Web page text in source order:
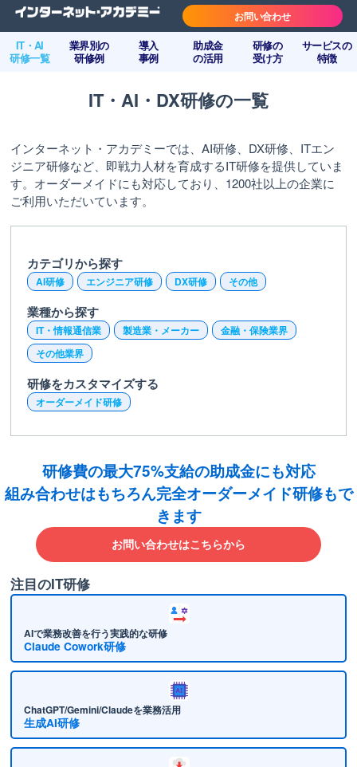
IT・AI
研修一覧
業界別の
研修例
導入
事例
助成金
の活用
研修の
受け方
サービスの
特徴
お問い合わせ
IT・AI・DX研修の一覧
インターネット・アカデミーでは、AI研修、DX研修、ITエン
ジニア研修など、即戦力人材を育成するIT研修を提供していま
す。オーダーメイドにも対応しており、1200社以上の企業に
ご利用いただいています。
カテゴリから探す
AI研修 エンジニア研修 DX研修 その他
業種から探す
IT・情報通信業 製造業・メーカー
金融・保険業界
その他業界
研修をカスタマイズする
オーダーメイド研修
研修費の最大75%支給の助成金にも対応
組み合わせはもちろん完全オーダーメイド研修もで
きます
お問い合わせはこちらから
注目のIT研修
AIで業務改善を行う実践的な研修
Claude Cowork研修
ChatGPT/Gemini/Claudeを業務活用
生成AI研修